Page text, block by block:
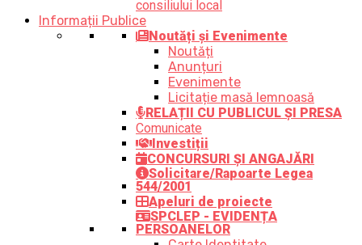
consiliului local
Informații Publice
Noutăți și Evenimente
Noutăți
Anunțuri
Evenimente
Licitație masă lemnoasă
RELAȚII CU PUBLICUL ȘI PRESA
Comunicate
Investiții
CONCURSURI ȘI ANGAJĂRI
Solicitare/Rapoarte Legea
544/2001
Apeluri de proiecte
SPCLEP - EVIDENȚA
PERSOANELOR